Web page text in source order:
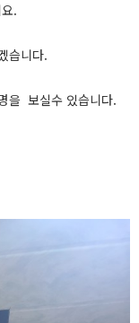
.
습니다.
을 보실수 있습니다.